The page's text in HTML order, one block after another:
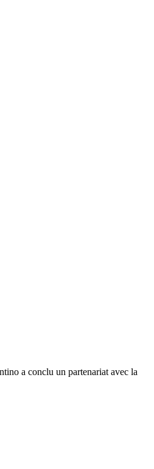
a conclu un partenariat avec la